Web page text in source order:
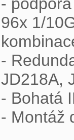
96x 1/
-
JD218A,
- Bohatá
- Montáž